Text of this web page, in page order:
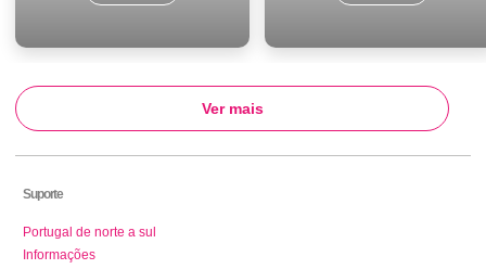
Ver mais
Suporte
Portugal de norte a sul
Informações